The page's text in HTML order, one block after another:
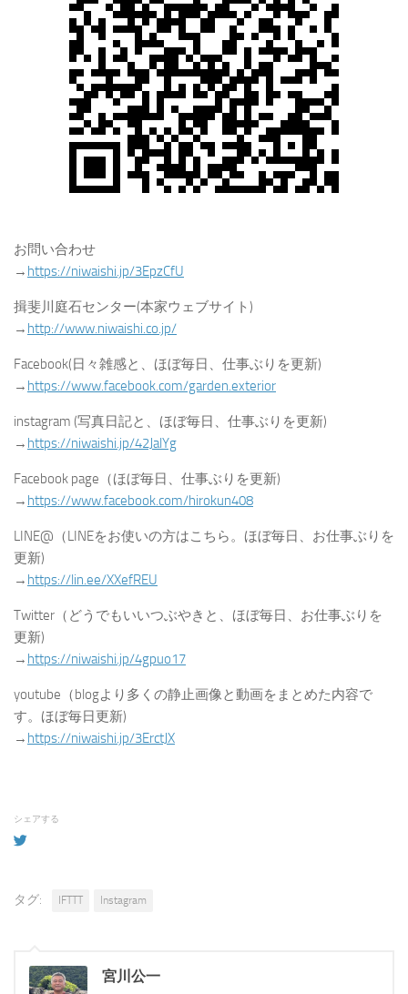
お問い合わせ
→ https://niwaishi.jp/3EpzCfU
揖斐川庭石センター(本家ウェブサイト)
→ http://www.niwaishi.co.jp/
Facebook(日々雑感と、ほぼ毎日、仕事ぶりを更新)
→ https://www.facebook.com/garden.exterior
instagram (写真日記と、ほぼ毎日、仕事ぶりを更新)
→ https://niwaishi.jp/42JalYg
Facebook page（ほぼ毎日、仕事ぶりを更新)
→ https://www.facebook.com/hirokun408
LINE@（LINEをお使いの方はこちら。ほぼ毎日、お仕事ぶりを
更新)
→ https://lin.ee/XXefREU
Twitter（どうでもいいつぶやきと、ほぼ毎日、お仕事ぶりを
更新)
→ https://niwaishi.jp/4gpuo17
youtube（blogより多くの静止画像と動画をまとめた内容で
す。ほぼ毎日更新)
→ https://niwaishi.jp/3ErctJX
シェアする
タグ: IFTTT Instagram
宮川公一